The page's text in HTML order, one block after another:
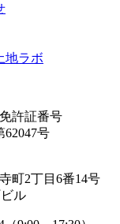
地ラボ
許証番号
62047号
町2丁目6番14号
ル